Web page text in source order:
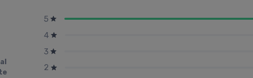
5
4
3
2